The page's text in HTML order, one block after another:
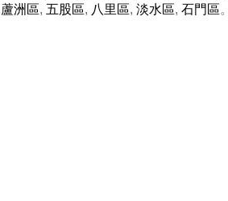
蘆洲區, 五股區, 八里區, 淡水區, 石門區。